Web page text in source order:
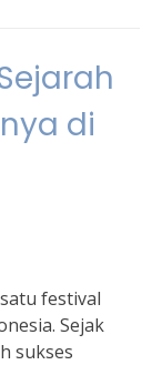
di
festival
Sejak
sukses